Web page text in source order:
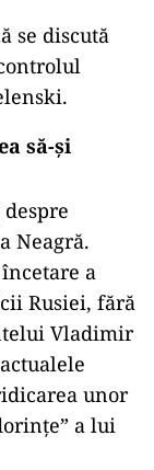
se discută
să-și
Neagră.
a
Rusiei, fără
Vladimir
unor
a lui